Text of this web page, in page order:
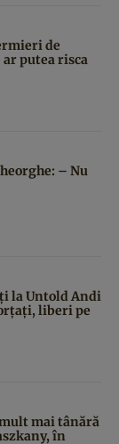
de
putea risca
– Nu
la Untold Andi
liberi pe
mai tânără
în